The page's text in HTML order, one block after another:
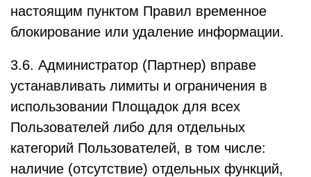
настоящим пунктом Правил временное
блокирование или удаление информации.
3.6. Администратор (Партнер) вправе
устанавливать лимиты и ограничения в
использовании Площадок для всех
Пользователей либо для отдельных
категорий Пользователей, в том числе:
наличие (отсутствие) отдельных функций,